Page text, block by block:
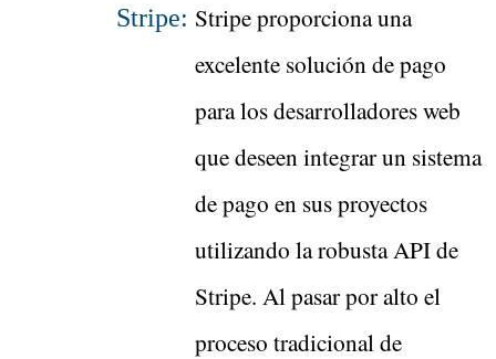
Stripe: Stripe proporciona una
excelente solución de pago
para los desarrolladores web
que deseen integrar un sistema
de pago en sus proyectos
utilizando la robusta API de
Stripe. Al pasar por alto el
proceso tradicional de